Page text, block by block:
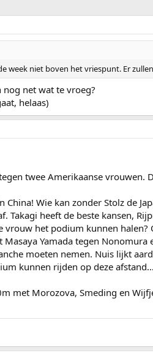
niet boven het vriespunt. Er
net wat te vroeg?
helaas)
twee Amerikaanse
China! Wie kan zonder Stolz de
Takagi heeft de beste kansen,
vrouw het podium kunnen
Masaya Yamada tegen
moeten nemen. Nuis lijkt
kunnen rijden op deze
met Morozova, Smeding en